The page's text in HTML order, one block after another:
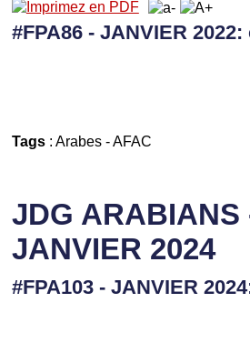
#FPA86 - JANVIER
Tags: Arabes-AFAC
JDG ARABIANS
JANVIER 2024
#FPA103 - JANVIER